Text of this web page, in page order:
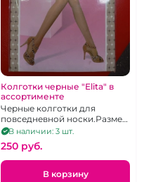
Колготки черные "Elita" в
ассортименте
Черные колготки для
повседневной носки.Размер
4 В наличии: 3 шт.
250 pуб.
В корзину